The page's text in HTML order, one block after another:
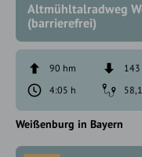
Altmühltalradweg
(barrierefrei)
90 hm
143
4:05 h
Weißenburg in Bayern